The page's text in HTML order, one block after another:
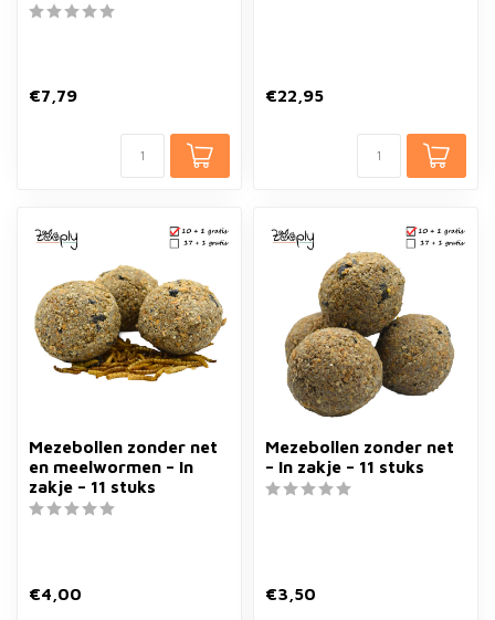
€7,79 €22,95
Mezebollen zonder net
en meelwormen – In
zakje – 11 stuks
€4,00
Mezebollen zonder net
– In zakje – 11 stuks
€3,50